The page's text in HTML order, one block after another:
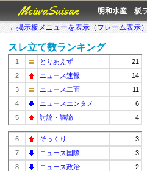
MeiwaSuisan
明和水産 板
←掲示板メニューを表示（フレーム表示）
スレ立て数ランキング
1 とりあえず
21
2
ニュース速報
14
3
ニュース二面
11
4
ニュースエンタメ
6
5
討論・議論 4
6 そっくり
3
7
ニュース国際
3
8
ニュース政治
2